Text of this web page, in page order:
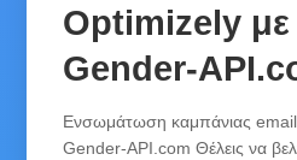
Optimizely με
Gender-
Ενσωμάτωση καμπάνιας
Gender-API.com Θέλεις να